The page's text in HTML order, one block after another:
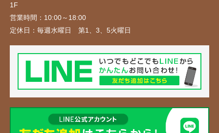
1F
営業時間： 10:00～18:00
定休日： 毎週水曜日 第1、3、5火曜日